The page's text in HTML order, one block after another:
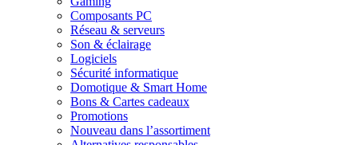
Composants PC
Réseau & serveurs
Son & éclairage
Logiciels
Sécurité informatique
Domotique & Smart Home
Bons & Cartes cadeaux
Promotions
Nouveau dans l’assortiment